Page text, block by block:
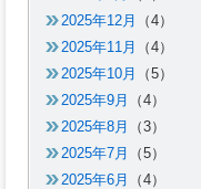
2025年12月
（4）
2025年11月
（4）
2025年10月
（5）
2025年9月
（4）
2025年8月
（3）
2025年7月
（5）
2025年6月
（4）